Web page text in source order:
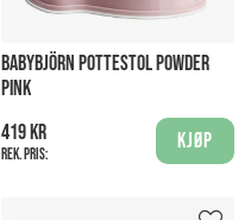
BABYBJÖRN POTTESTOL POWDER
PINK
419 kr
Rek. pris:
Kjøp